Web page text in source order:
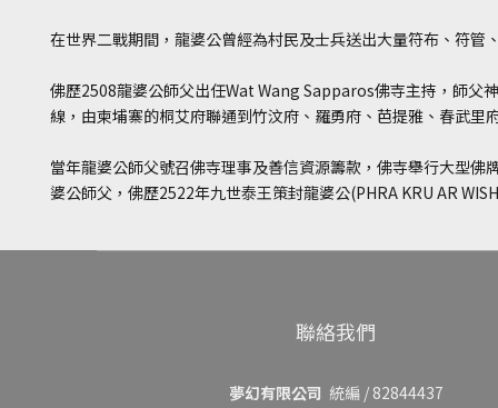
在世界二戰期間，龍婆公曾經為村民及士兵送出大量符布、符
佛歷2508龍婆公師父出任Wat Wang Sapparos佛寺主持，師父
線，由柬埔寨的桐艾府聯通到竹汶府、羅勇府、芭提雅、春武
當年龍婆公師父號召佛寺理事及善信資源籌款，佛寺舉行大型
婆公師父，佛歷2522年九世泰王策封龍婆公(PHRA KRU AR
聯絡我們
夢幻有限公司 統編 / 82844437